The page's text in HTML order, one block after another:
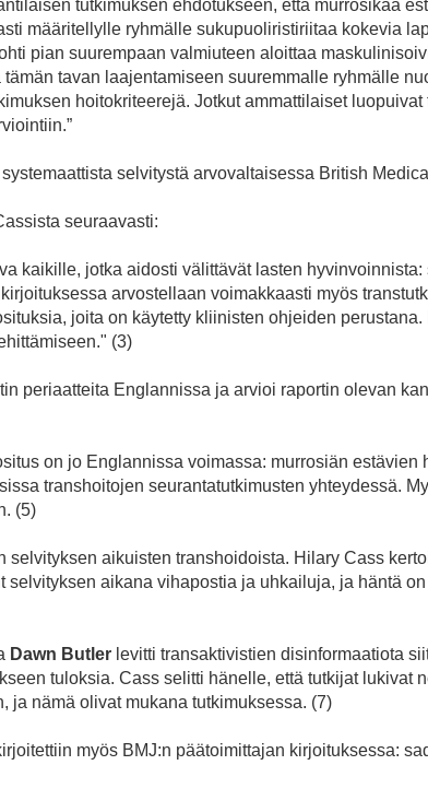
tutkimuksen ehdotukseen, että murrosikää
määritellylle ryhmälle sukupuoliristiriitaa kokevia
pian suurempaan valmiuteen aloittaa
tavan laajentamiseen suuremmalle ryhmälle
hoitokriteerejä. Jotkut ammattilaiset
selvitystä arvovaltaisessa British
seuraavasti:
kaikille, jotka aidosti välittävät lasten
arvostellaan voimakkaasti myös
joita on käytetty kliinisten ohjeiden perustana.
(3)
periaatteita Englannissa ja arvioi raportin olevan
on jo Englannissa voimassa: murrosiän estävien
transhoitojen seurantatutkimusten yhteydessä.
(5)
selvityksen aikuisten transhoidoista. Hilary Cass
selvityksen aikana vihapostia ja uhkailuja, ja häntä
Dawn Butler levitti transaktivistien disinformaatiota
tuloksia. Cass selitti hänelle, että tutkijat lukivat
ja nämä olivat mukana tutkimuksessa. (7)
myös BMJ:n päätoimittajan kirjoituksessa: